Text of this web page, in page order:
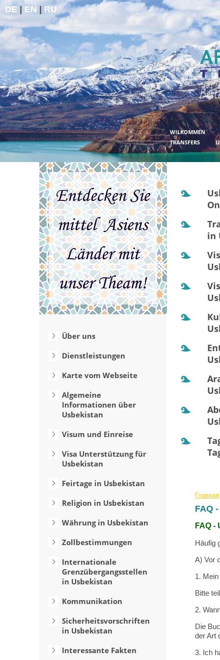
WILKOMMEN
TRANSFERS
DE EN RU
in
Über uns
Dienstleistungen
Karte vom Webseite
Algemeine
Informationen über
Usbekistan
Visum und Einreise
Visa Unterstützung für
Usbekistan
Feirtage in Usbekistan
Religion in Usbekistan
Währung in Usbekistan
Zollbestimmungen
Internationale
Grenzübergangsstellen
in Usbekistan
Kommunikation
Sicherheitsvorschriften
in Usbekistan
Interessante Fakten
Главная
FAQ
FAQ -
Häufig
A) Vor
1.
Bitte
2.
Die
der Art
3. Ich